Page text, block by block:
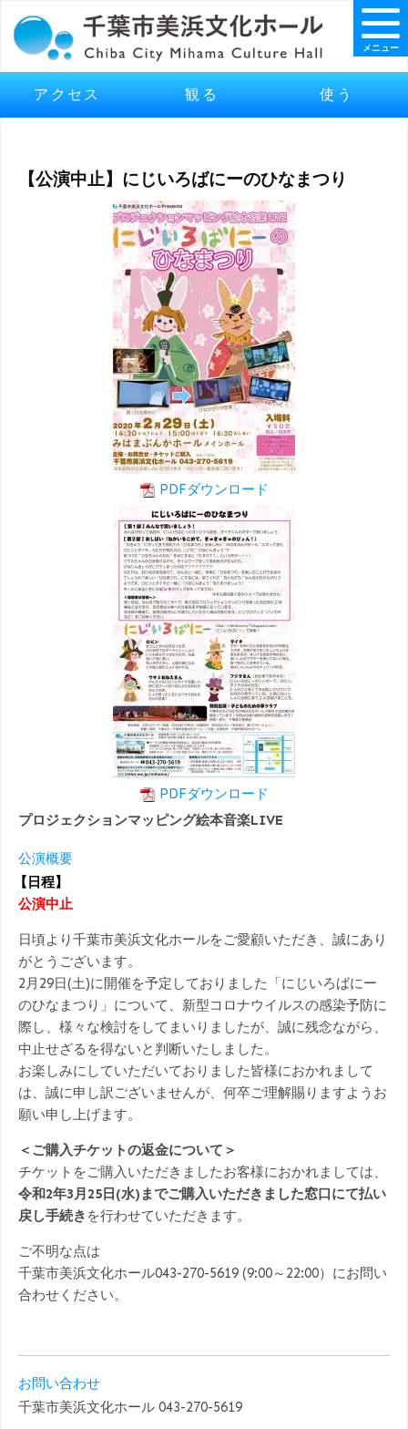
アクセス 観る 使う
メニュー
【公演中止】にじいろばにーのひなまつり
PDFダウンロード
PDFダウンロード
プロジェクションマッピング絵本音楽LIVE
公演概要
【日程】
公演中止
日頃より千葉市美浜文化ホールをご愛顧いただき、誠にあり
がとうございます。
2月 29日(土)に開催を予定しておりました「にじいろばにー
のひなまつり」について、新型コロナウイルスの感染予防に
際し、様々な検討をしてまいりましたが、誠に残念ながら、
中止せざるを得ないと判断いたしました。
お楽しみにしていただいておりました皆様におかれまして
は、誠に申し訳ございませんが、何卒ご理解賜りますようお
願い申し上げます。
＜ご購入チケットの返金について＞
チケットをご購入いただきましたお客様におかれましては、
令和2年3月 25 日 (水) までご購入いただきました窓口にて払い
戻し手続き を行わせていただきます。
ご不明な点は
千葉市美浜文化ホール043-270-5619 (9:00～ 22:00）にお問い
合わせください。
お問い合わせ
千葉市美浜文化ホール 043-270-5619